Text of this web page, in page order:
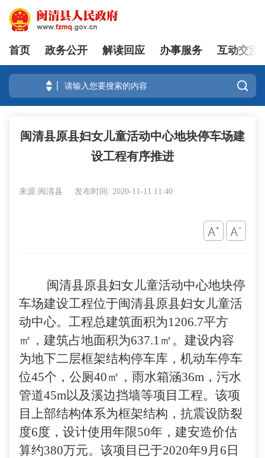
登录
首页 政务公开 解读回应 办事服务 互动交流

闽清县原县妇女儿童活动中心地块停车场建
设工程有序推进
来源:闽清县 发布时间: 2020-11-11 11:40
闽清县原县妇女儿童活动中心地块停
车场建设工程位于闽清县原县妇女儿童活
动中心。工程总建筑面积为1206.7平方
㎡，建筑占地面积为637.1㎡。建设内容
为地下二层框架结构停车库，机动车停车
位45个，公厕40㎡，雨水箱涵36m，污水
管道45m以及溪边挡墙等项目工程。该项
目上部结构体系为框架结构，抗震设防裂
度6度，设计使用年限50年，建安造价估
算约380万元。该项目 已于2020年9月6日